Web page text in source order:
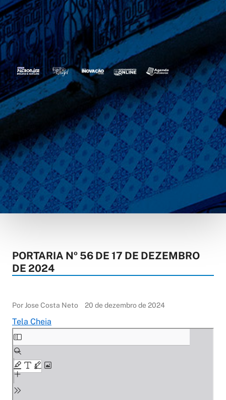
PORTARIA Nº 56 DE 17 DE DEZEMBRO
DE 2024
Por Jose Costa Neto 20 de dezembro de 2024
Tela Cheia
Skip
to
PDF
content